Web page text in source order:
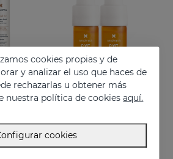
Recupera la luminosidad y reduce las manchas en tu piel
Añadir
cookies propias y de
y analizar el uso que haces de
rechazarlas u obtener más
nuestra política de cookiesaquí.
cookies